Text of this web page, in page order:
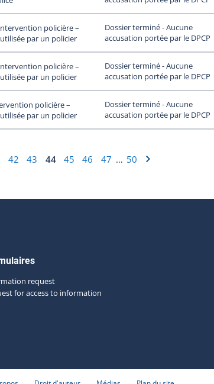
policière –
par un policier
Dossier terminé - Aucune
accusation portée par le DPCP
policière –
par un policier
Dossier terminé - Aucune
accusation portée par le DPCP
policière –
par un policier
Dossier terminé - Aucune
accusation portée par le DPCP
42 43 44 45 46 47 … 50
request
for access to information